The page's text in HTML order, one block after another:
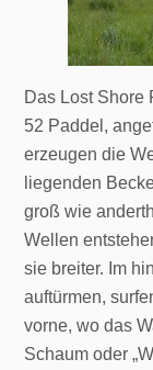
Das Lost Shore
52 Paddel,
erzeugen die
liegenden
groß wie
Wellen
sie breiter. Im
auftürmen,
vorne, wo das
Schaum oder